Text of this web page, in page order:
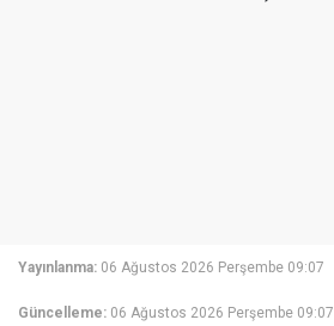
Yayınlanma: 06 Ağustos 2026 Perşembe 09:07
Güncelleme: 06 Ağustos 2026 Perşembe 09:07